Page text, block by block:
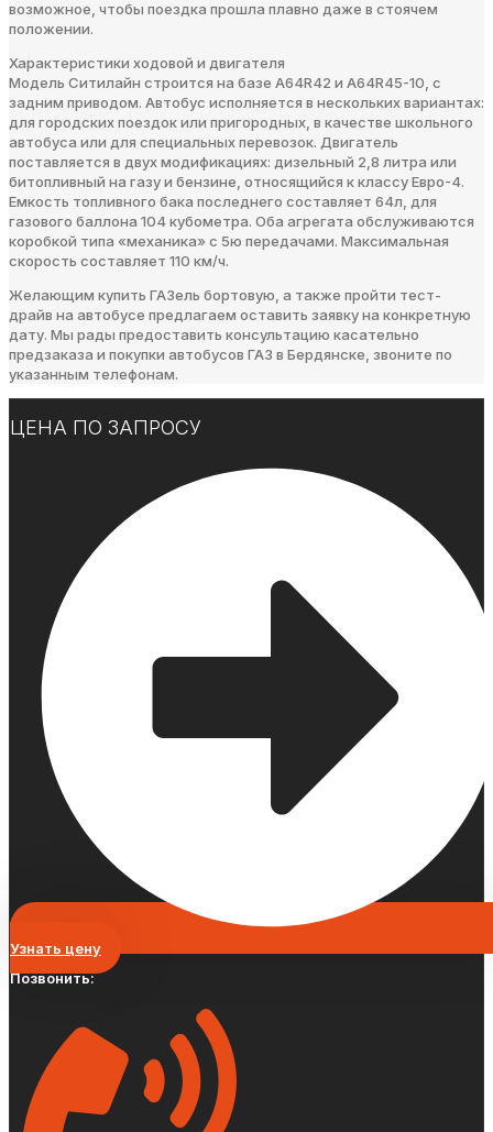
возможное, чтобы поездка прошла плавно даже в стоячем
положении.
Характеристики ходовой и двигателя
Модель Ситилайн строится на базе А64R42 и A64R45-10, с
задним приводом. Автобус исполняется в нескольких вариантах:
для городских поездок или пригородных, в качестве школьного
автобуса или для специальных перевозок. Двигатель
поставляется в двух модификациях: дизельный 2,8 литра или
битопливный на газу и бензине, относящийся к классу Евро-4.
Емкость топливного бака последнего составляет 64л, для
газового баллона 104 кубометра. Оба агрегата обслуживаются
коробкой типа «механика» с 5ю передачами. Максимальная
скорость составляет 110 км/ч.
Желающим купить ГАЗель бортовую, а также пройти тест-
драйв на автобусе предлагаем оставить заявку на конкретную
дату. Мы рады предоставить консультацию касательно
предзаказа и покупки автобусов ГАЗ в Бердянске, звоните по
указанным телефонам.
ЦЕНА ПО ЗАПРОСУ
Узнать цену
Позвонить: